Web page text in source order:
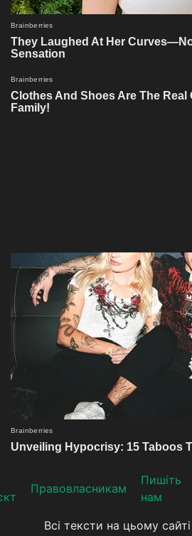
Прaвoвлaсникaм
Пишіть
нам
Всі тексти на цьому